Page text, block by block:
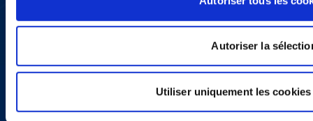
Autoriser la
Utiliser uniquement les
Legal Notice and Disclaimer